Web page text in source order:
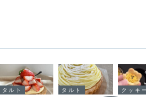
タルト タルト クッキー